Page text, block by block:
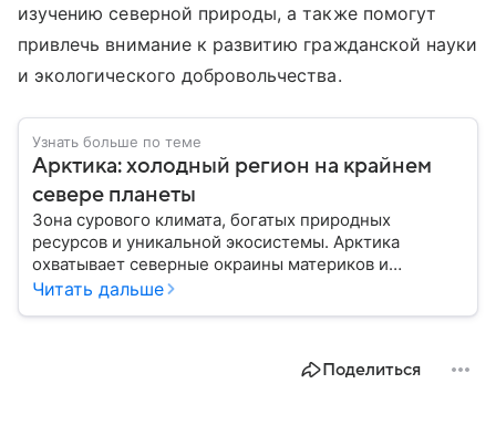
изучению северной природы, а также помогут
привлечь внимание к развитию гражданской науки
и экологического добровольчества.
Узнать больше по теме
Арктика: холодный регион на крайнем
севере планеты
Зона сурового климата, богатых природных
ресурсов и уникальной экосистемы. Арктика
охватывает северные окраины материков и
акваторию Северного Ледовитого океана. В
Читать дальше
Поделиться